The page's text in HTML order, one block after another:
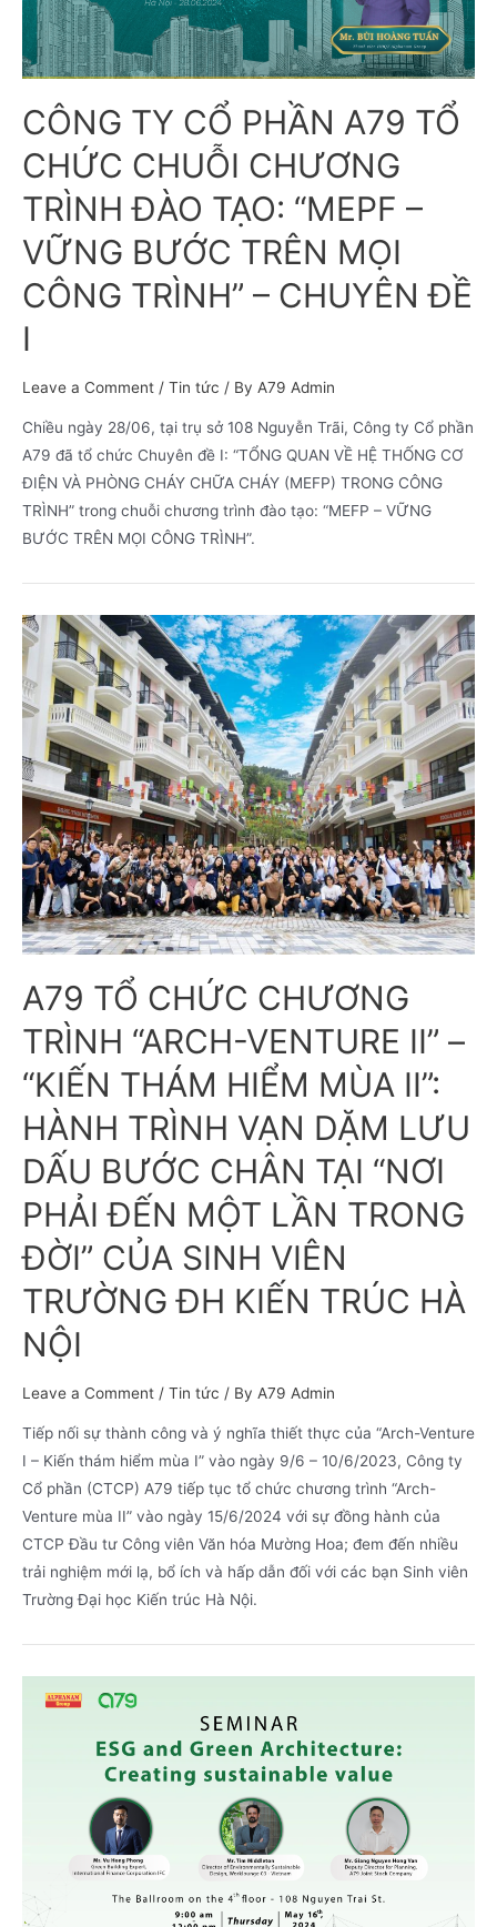
CÔNG TY CỔ PHẦN A79 TỔ
CHỨC CHUỖI CHƯƠNG
TRÌNH ĐÀO TẠO: “MEPF –
VỮNG BƯỚC TRÊN MỌI
CÔNG TRÌNH” – CHUYÊN ĐỀ
I
Leave a Comment / Tin tức / By A79 Admin
Chiều ngày 28/06, tại trụ sở 108 Nguyễn Trãi, Công ty Cổ phần
A79 đã tổ chức Chuyên đề I: “TỔNG QUAN VỀ HỆ THỐNG CƠ
ĐIỆN VÀ PHÒNG CHÁY CHỮA CHÁY (MEFP) TRONG CÔNG
TRÌNH” trong chuỗi chương trình đào tạo: “MEFP – VỮNG
BƯỚC TRÊN MỌI CÔNG TRÌNH”.
A79 TỔ CHỨC CHƯƠNG
TRÌNH “ARCH-VENTURE II” –
“KIẾN THÁM HIỂM MÙA II”:
HÀNH TRÌNH VẠN DẶM LƯU
DẤU BƯỚC CHÂN TẠI “NƠI
PHẢI ĐẾN MỘT LẦN TRONG
ĐỜI” CỦA SINH VIÊN
TRƯỜNG ĐH KIẾN TRÚC HÀ
NỘI
Leave a Comment / Tin tức / By A79 Admin
Tiếp nối sự thành công và ý nghĩa thiết thực của “Arch-Venture
I – Kiến thám hiểm mùa I” vào ngày 9/6 – 10/6/2023, Công ty
Cổ phần (CTCP) A79 tiếp tục tổ chức chương trình “Arch-
Venture mùa II” vào ngày 15/6/2024 với sự đồng hành của
CTCP Đầu tư Công viên Văn hóa Mường Hoa; đem đến nhiều
trải nghiệm mới lạ, bổ ích và hấp dẫn đối với các bạn Sinh viên
Trường Đại học Kiến trúc Hà Nội.